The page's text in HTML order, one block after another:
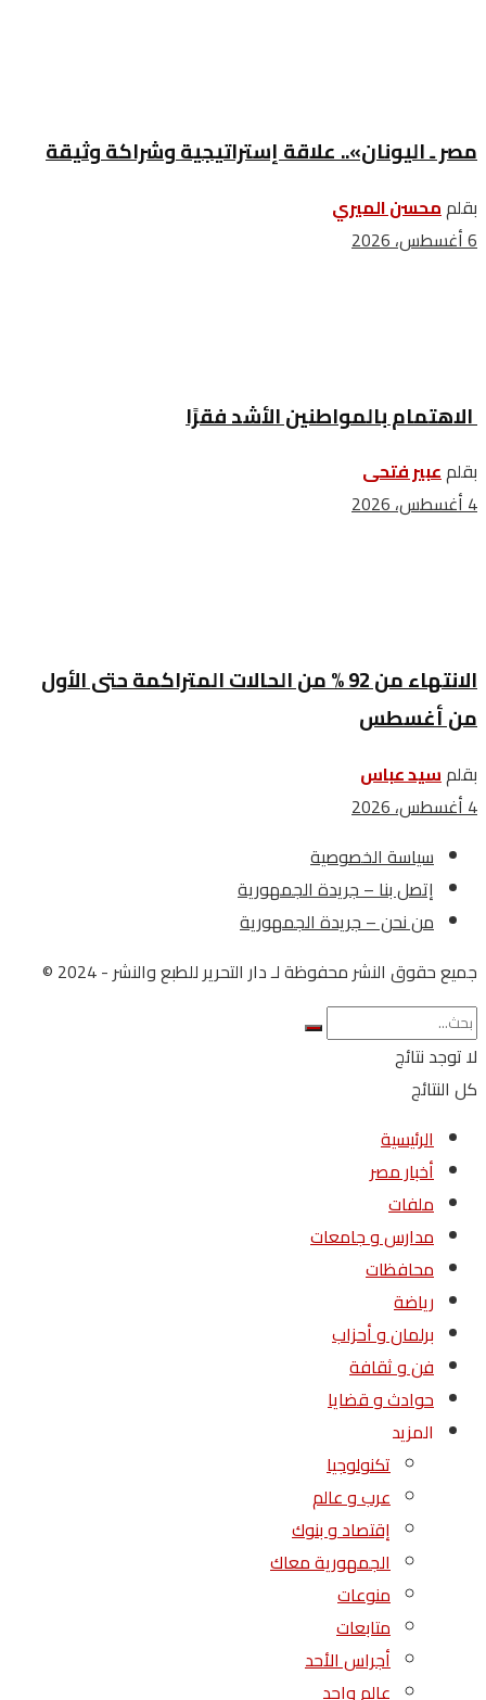
مصر ـ اليونان».. علاقة إستراتيجية وشراكة وثيقة
بقلممحسن الميري
6 أغسطس، 2026
الاهتمام بالمواطنين الأشد فقرًا
بقلمعبير فتحى
4 أغسطس، 2026
الانتهاء من 92 % من الحالات المتراكمة حتى الأول
من أغسطس
بقلمسيد عباس
4 أغسطس، 2026
سياسة الخصوصية
إتصل بنا – جريدة الجمهورية
من نحن – جريدة الجمهورية
جميع حقوق النشر محفوظة لـ دار التحرير للطبع والنشر - 2024 ©
لا توجد نتائج
كل النتائج
الرئيسية
أخبار مصر
ملفات
مدارس و جامعات
محافظات
رياضة
برلمان و أحزاب
فن و ثقافة
حوادث و قضايا
المزيد
تكنولوجيا
عرب و عالم
إقتصاد و بنوك
الجمهورية معاك
منوعات
متابعات
أجراس الأحد
عالم واحد